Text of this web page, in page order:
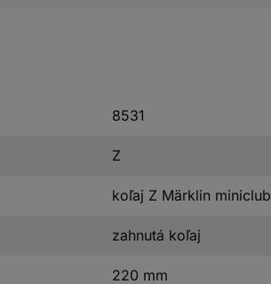
8531
Z
koľaj Z Märklin miniclub
zahnutá koľaj
220 mm